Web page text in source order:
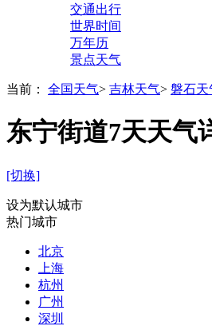
交通出行
世界时间
万年历
景点天气
当前： 全国天气> 吉林天气> 磐石天
东宁街道7天天气
[切换]
设为默认城市
热门城市
北京
上海
杭州
广州
深圳